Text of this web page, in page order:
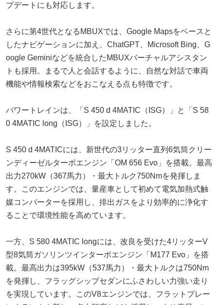
プデートにも対応します。
さらに第4世代となるMBUXでは、Google Mapsをベースと
したナビゲーションに加え、ChatGPT、Microsoft Bing、G
oogle Geminiなどを統合したMBUXバーチャルアシスタン
トも採用。まるで人と会話するように、自然な対話で車両
機能や情報検索などをおこなえる点も特徴です。
パワートレインは、「S 450 d 4MATIC（ISG）」と「S 58
0 4MATIC long（ISG）」を設定しました。
S 450 d 4MATICには、新世代の3リッター直列6気筒クリー
ンディーゼルターボエンジン「OM 656 Evo」を搭載。最高
出力270kW（367馬力）・最大トルク750Nmを発揮しま
す。このエンジンでは、量産車として初めて電気加熱式触
媒コンバーターを採用し、排出ガスをより効率的に浄化す
ることで環境性能を高めています。
一方、S 580 4MATIC longには、改良を受けた4リッターV
型8気筒ガソリンツインターボエンジン「M177 Evo」を搭
載。最高出力は395kW（537馬力）・最大トルクは750Nm
を発揮し、フラッグシップセダンにふさわしい力強い走り
を実現しています。このV8エンジンでは、フラットプレー